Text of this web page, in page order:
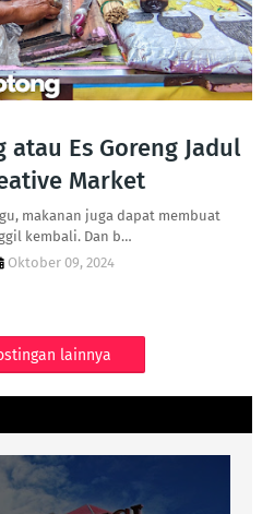
atau Es Goreng Jadul
Market
makanan juga dapat membuat
kembali. Dan b…
Oktober 09, 2024
lainnya